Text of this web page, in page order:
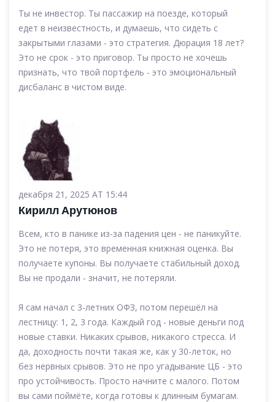
Ты не инвестор. Ты пассажир на поезде, который
едет в неизвестность, и думаешь, что сидеть с
закрытыми глазами - это стратегия. Дюрация 18 лет?
Это не срок - это приговор. Ты просто не хочешь
признать, что твой портфель - это эмоциональный
дисбаланс в чистом виде.
декабря 21, 2025 AT 15:44
Кирилл Арутюнов
Всем, кто в панике из-за падения цен - не паникуйте.
Это не потеря, это временная книжная оценка. Вы
получаете купоны. Вы получаете стабильный доход.
Вы не продали - значит, не потеряли.
Я сам начал с 3-летних ОФЗ, потом перешёл на
лестницу: 1, 2, 3 года. Каждый год - новые деньги под
новые ставки. Никаких срывов, никакого стресса. И
да, доходность почти такая же, как у 30-леток, но
без нервных срывов. Это не про угадывание ЦБ - это
про устойчивость. Просто начните с малого. Потом
вы сами поймёте, когда готовы к длинным бумагам.